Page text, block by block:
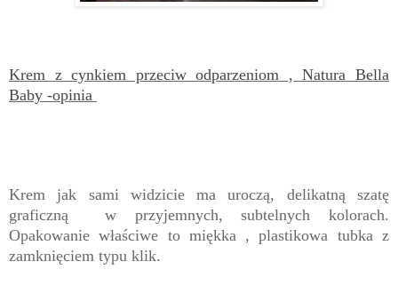
Krem z cynkiem przeciw odparzeniom , Natura Bella
Baby -opinia
Krem jak sami widzicie ma uroczą, delikatną szatę
graficzną w przyjemnych, subtelnych kolorach.
Opakowanie właściwe to miękka , plastikowa tubka z
zamknięciem typu klik.